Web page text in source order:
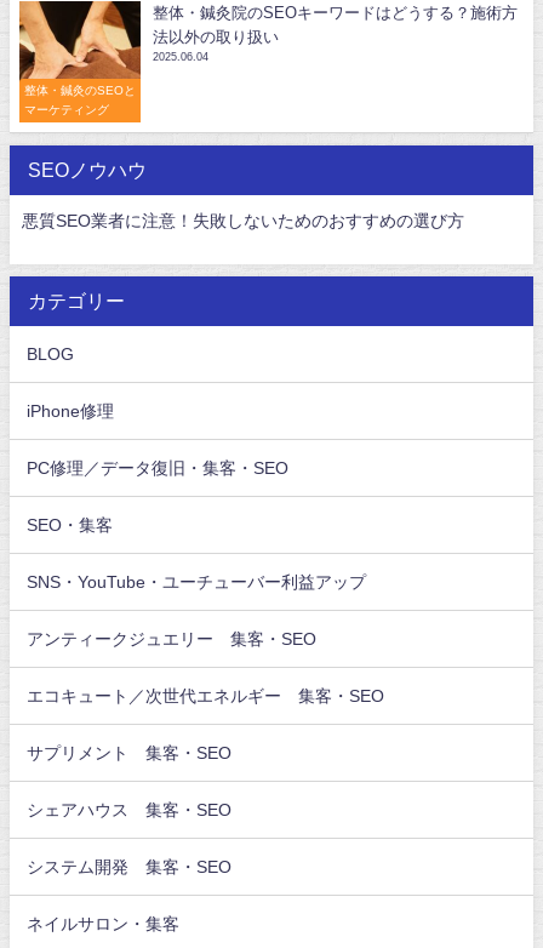
整体・鍼灸のSEOと
マーケティング
整体・鍼灸院のSEOキーワードはどうする？施術方
法以外の取り扱い
2025.06.04
SEOノウハウ
悪質SEO業者に注意！失敗しないためのおすすめの選び方
カテゴリー
BLOG
iPhone修理
PC修理／データ復旧・集客・SEO
SEO・集客
SNS・YouTube・ユーチューバー利益アップ
アンティークジュエリー 集客・SEO
エコキュート／次世代エネルギー 集客・SEO
サプリメント 集客・SEO
シェアハウス 集客・SEO
システム開発 集客・SEO
ネイルサロン・集客